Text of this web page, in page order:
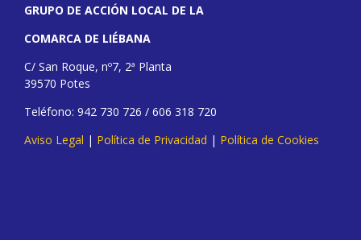
GRUPO DE ACCIÓN LOCAL DE LA
COMARCA DE LIÉBANA
C/ San Roque, nº7, 2ª Planta
39570 Potes
Teléfono: 942 730 726 / 606 318 720
Aviso Legal | Política de Privacidad | Política de Cookies